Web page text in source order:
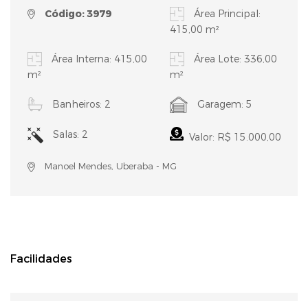
Código: 3979
Área Principal:
415,00 m²
Área Interna: 415,00
m²
Área Lote: 336,00
m²
Banheiros: 2 Garagem: 5
Salas: 2 Valor: R$ 15.000,00
Manoel Mendes, Uberaba - MG
Facilidades